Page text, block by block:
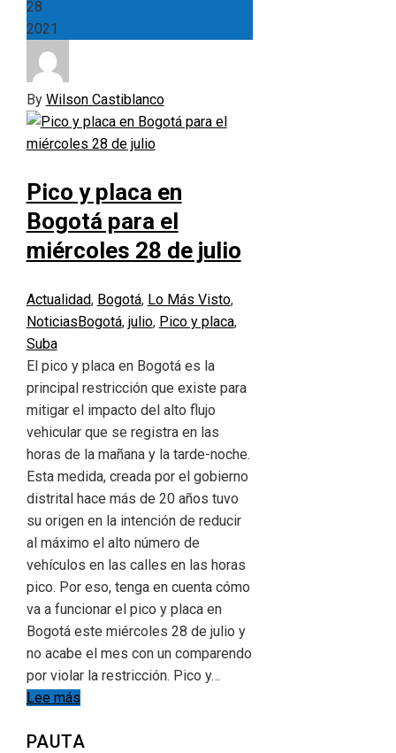
28
2021
By Wilson Castiblanco
Pico y placa en
Bogotá para el
miércoles 28 de julio
Actualidad, Bogotá, Lo Más Visto,
Noticias Bogotá, julio, Pico y placa,
Suba
El pico y placa en Bogotá es la
principal restricción que existe para
mitigar el impacto del alto flujo
vehicular que se registra en las
horas de la mañana y la tarde-noche.
Esta medida, creada por el gobierno
distrital hace más de 20 años tuvo
su origen en la intención de reducir
al máximo el alto número de
vehículos en las calles en las horas
pico. Por eso, tenga en cuenta cómo
va a funcionar el pico y placa en
Bogotá este miércoles 28 de julio y
no acabe el mes con un comparendo
por violar la restricción. Pico y…
Lee más
PAUTA